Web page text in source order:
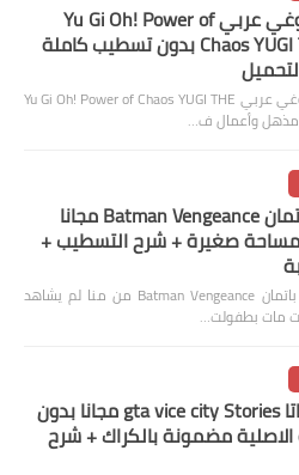
تحميل لعبة يوغي عربي Yu Gi Oh! Power of
Chaos YUGI THE DESTINY بدون تسطيب كاملة
تعريف اللعبة تحميل او تنزيل لعبة يوغي عربي Yu Gi Oh! Power of Chaos YUGI THE
تحميل لعبة باتمان Batman Vengeance مجانا
صغيرة + شرح التسطيب +
تعريف اللعبة تحميل او تنزيل لعبة باتمان Batman Vengeance من منا لم يشاهد
مات بطفولت…
تحميل لعبه جاتا gta vice city Stories مجانا بدون
مضمونة بالكراك + شرح